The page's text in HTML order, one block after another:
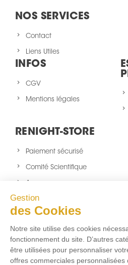
Gestion
des Cookies
Notre site utilise des cookies
fonctionnement du site. D’autres
être utilisées pour personnaliser
offres commerciales
NOS SERVICES
Contact
Liens Utiles
INFOS
CGV
Mentions légales
RENIGHT-STORE
Paiement sécurisé
Comité Scientifique
A propos
Nouveaux produits
sitemap
NOUS SUIVRE
FacebookTwitter Instagram